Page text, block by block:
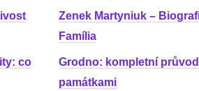
Zenek Martyniuk –
Família
co
Grodno: kompletní
památkami